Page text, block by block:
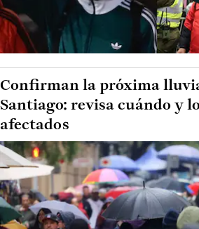
Confirman la próxima
Santiago: revisa cuándo y
afectados